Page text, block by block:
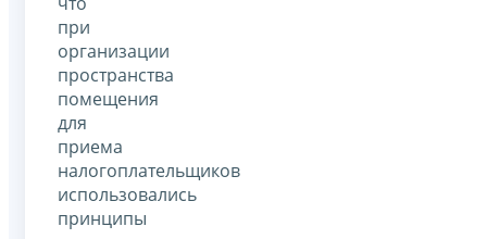
при
организации
пространства
помещения
для
приема
налогоплательщиков
использовались
принципы